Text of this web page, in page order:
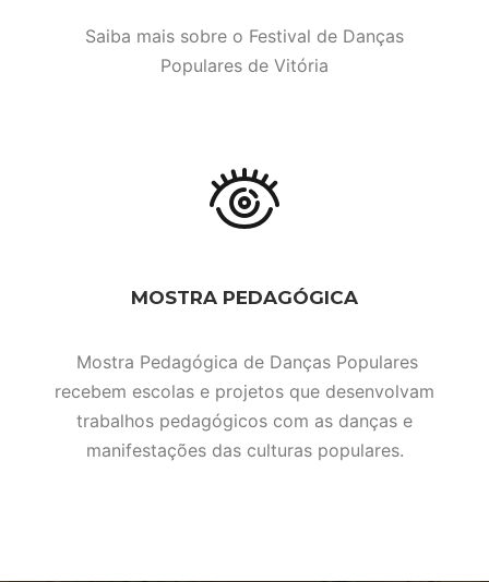
Saiba mais sobre o Festival de Danças
Populares de Vitória
MOSTRA PEDAGÓGICA
Mostra Pedagógica de Danças Populares
recebem escolas e projetos que desenvolvam
trabalhos pedagógicos com as danças e
manifestações das culturas populares.